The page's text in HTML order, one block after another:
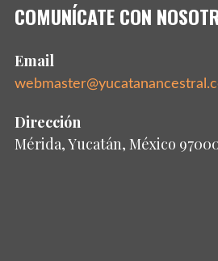
COMUNÍCATE CON
Email
Dirección
Mérida, Yucatán, México